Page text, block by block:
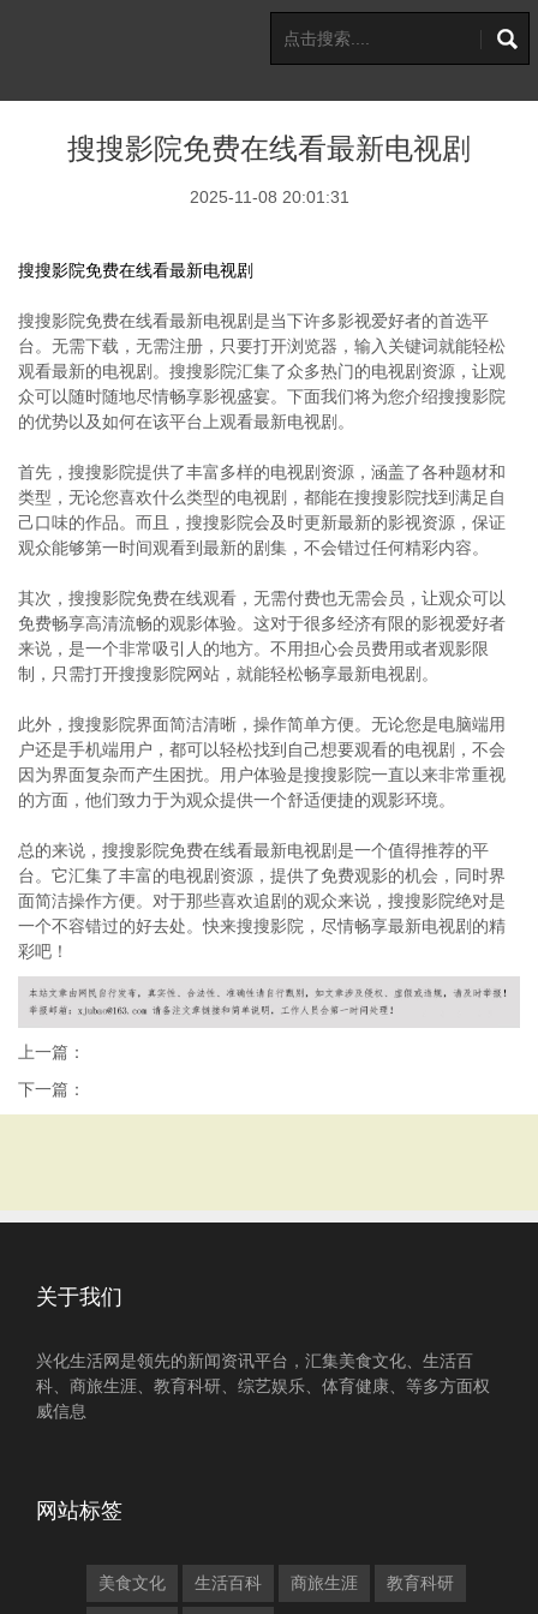
搜搜影院免费在线看最新电视剧
2025-11-08 20:01:31
搜搜影院免费在线看最新电视剧
搜搜影院免费在线看最新电视剧是当下许多影视爱好者的首选平
台。无需下载，无需注册，只要打开浏览器，输入关键词就能轻松
观看最新的电视剧。搜搜影院汇集了众多热门的电视剧资源，让观
众可以随时随地尽情畅享影视盛宴。下面我们将为您介绍搜搜影院
的优势以及如何在该平台上观看最新电视剧。
首先，搜搜影院提供了丰富多样的电视剧资源，涵盖了各种题材和
类型，无论您喜欢什么类型的电视剧，都能在搜搜影院找到满足自
己口味的作品。而且，搜搜影院会及时更新最新的影视资源，保证
观众能够第一时间观看到最新的剧集，不会错过任何精彩内容。
其次，搜搜影院免费在线观看，无需付费也无需会员，让观众可以
免费畅享高清流畅的观影体验。这对于很多经济有限的影视爱好者
来说，是一个非常吸引人的地方。不用担心会员费用或者观影限
制，只需打开搜搜影院网站，就能轻松畅享最新电视剧。
此外，搜搜影院界面简洁清晰，操作简单方便。无论您是电脑端用
户还是手机端用户，都可以轻松找到自己想要观看的电视剧，不会
因为界面复杂而产生困扰。用户体验是搜搜影院一直以来非常重视
的方面，他们致力于为观众提供一个舒适便捷的观影环境。
总的来说，搜搜影院免费在线看最新电视剧是一个值得推荐的平
台。它汇集了丰富的电视剧资源，提供了免费观影的机会，同时界
面简洁操作方便。对于那些喜欢追剧的观众来说，搜搜影院绝对是
一个不容错过的好去处。快来搜搜影院，尽情畅享最新电视剧的精
彩吧！
上一篇：
下一篇：
关于我们
兴化生活网是领先的新闻资讯平台，汇集美食文化、生活百
科、商旅生涯、教育科研、综艺娱乐、体育健康、等多方面权
威信息
网站标签
美食文化 生活百科 商旅生涯 教育科研